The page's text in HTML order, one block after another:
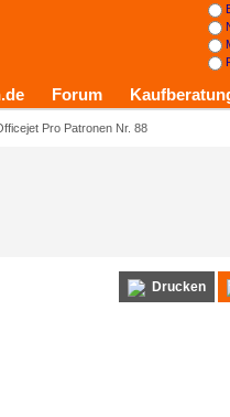
Forum
Pro Patronen Nr. 88
Drucken